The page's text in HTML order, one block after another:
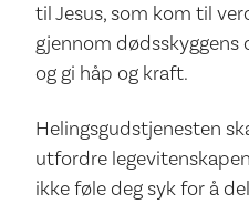
til Jesus, som kom til
gjennom dødsskyggens
og gi håp og kraft.
Helingsgudstjenesten
utfordre
ikke føle deg syk for å